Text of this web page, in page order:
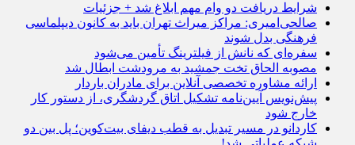
شرایط دریافت دو وام مهم ابلاغ شد + جزئیات
صالحی‌امیری: مراکز میراث تهران باید به کانون دیپلماسی
فرهنگی بدل شوند
سفره‌ای که نانش از فیلترینگ تأمین می‌شود
مصوبه الحاق تخت جمشید به مرودشت ابطال شد
ارائه مشاوره تخصصی آنلاین برای مادران باردار
پیش‌نویس آیین‌نامه تشکیل اتاق گردشگری، از دستور کار
خارج شود
کاردانو در مسیر تبدیل‌ به قطب دیفای بیت‌کوین؛ پل بین دو